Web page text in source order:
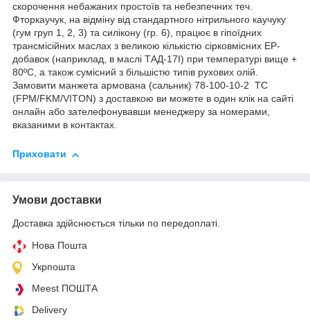
скорочення небажаних простоїв та небезпечних теч.
Фторкаучук, на відміну від стандартного нітрильного каучуку
(гум груп 1, 2, 3) та силікону (гр. 6), працює в гіпоїдних
трансмісійних маслах з великою кількістю сірковмісних EP-
добавок (наприклад, в маслі ТАД-17І) при температурі вище +
80ºC, а також сумісний з більшістю типів рухових олій.
Замовити манжета армована (сальник) 78-100-10-2 TC
(FPM/FKM/VITON) з доставкою ви можете в один клік на сайті
онлайн або зателефонувавши менеджеру за номерами,
вказаними в контактах.
Приховати
Умови доставки
Доставка здійснюється тільки по передоплаті.
Нова Пошта
Укрпошта
Meest ПОШТА
Delivery